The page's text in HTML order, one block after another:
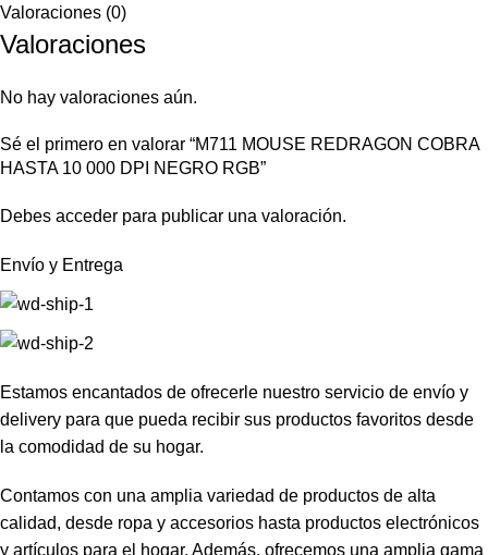
Valoraciones (0)
Valoraciones
No hay valoraciones aún.
Sé el primero en valorar “M711 MOUSE REDRAGON COBRA
HASTA 10 000 DPI NEGRO RGB”
Debes acceder para publicar una valoración.
Envío y Entrega
Estamos encantados de ofrecerle nuestro servicio de envío y
delivery para que pueda recibir sus productos favoritos desde
la comodidad de su hogar.
Contamos con una amplia variedad de productos de alta
calidad, desde ropa y accesorios hasta productos electrónicos
y artículos para el hogar. Además, ofrecemos una amplia gama